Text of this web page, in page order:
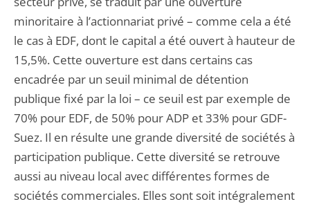
minoritaire à l’actionnariat privé – comme cela a été
le cas à EDF, dont le capital a été ouvert à hauteur de
15,5%. Cette ouverture est dans certains cas
encadrée par un seuil minimal de détention
publique fixé par la loi – ce seuil est par exemple de
70% pour EDF, de 50% pour ADP et 33% pour GDF-
Suez. Il en résulte une grande diversité de sociétés à
participation publique. Cette diversité se retrouve
aussi au niveau local avec différentes formes de
sociétés commerciales. Elles sont soit intégralement